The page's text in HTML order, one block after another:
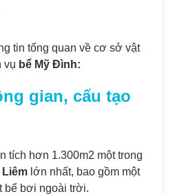
tin tổng quan về cơ sở vật
vụ bể Mỹ Đình:
gian, cấu tạo
tích hơn 1.300m2 một trong
Liêm lớn nhất, bao gồm một
bể bơi ngoài trời.